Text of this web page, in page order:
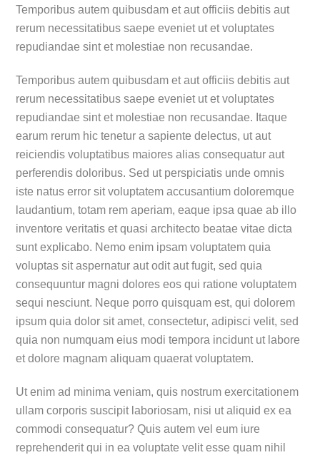
Temporibus autem quibusdam et aut officiis debitis aut
rerum necessitatibus saepe eveniet ut et voluptates
repudiandae sint et molestiae non recusandae.
Temporibus autem quibusdam et aut officiis debitis aut
rerum necessitatibus saepe eveniet ut et voluptates
repudiandae sint et molestiae non recusandae. Itaque
earum rerum hic tenetur a sapiente delectus, ut aut
reiciendis voluptatibus maiores alias consequatur aut
perferendis doloribus. Sed ut perspiciatis unde omnis
iste natus error sit voluptatem accusantium doloremque
laudantium, totam rem aperiam, eaque ipsa quae ab illo
inventore veritatis et quasi architecto beatae vitae dicta
sunt explicabo. Nemo enim ipsam voluptatem quia
voluptas sit aspernatur aut odit aut fugit, sed quia
consequuntur magni dolores eos qui ratione voluptatem
sequi nesciunt. Neque porro quisquam est, qui dolorem
ipsum quia dolor sit amet, consectetur, adipisci velit, sed
quia non numquam eius modi tempora incidunt ut labore
et dolore magnam aliquam quaerat voluptatem.
Ut enim ad minima veniam, quis nostrum exercitationem
ullam corporis suscipit laboriosam, nisi ut aliquid ex ea
commodi consequatur? Quis autem vel eum iure
reprehenderit qui in ea voluptate velit esse quam nihil